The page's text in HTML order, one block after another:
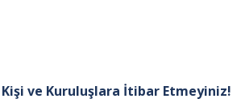
ve Kuruluşlara İtibar Etmeyiniz!